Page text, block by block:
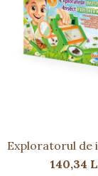
Exploratorul de
140,34